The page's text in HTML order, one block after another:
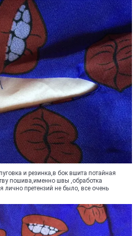
и резинка,в бок вшита потайная
пошива,именно швы ,обработка
лично претензий не было, все очень